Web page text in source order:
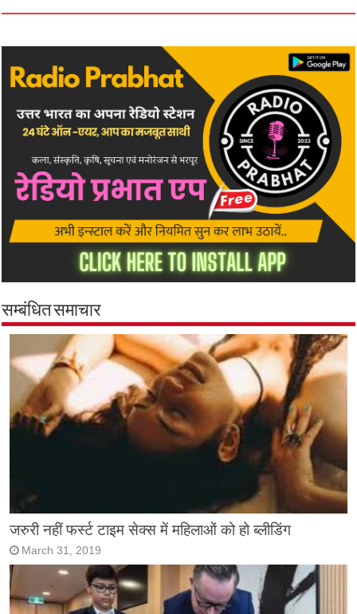
सम्बंधित समाचार
जरुरी नहीं फर्स्ट टाइम सेक्स में महिलाओं को हो ब्लीडिंग
March 31, 2019